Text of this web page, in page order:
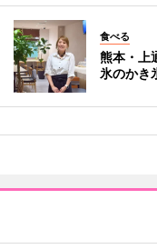
食べる
熊本・上
氷のかき